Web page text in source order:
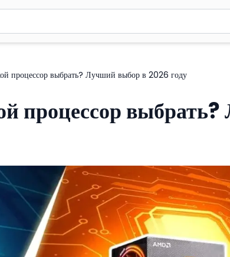
Нажмите Enter для отправки или используйте
процессор выбрать? Лучший выбор в 2026 году
процессор